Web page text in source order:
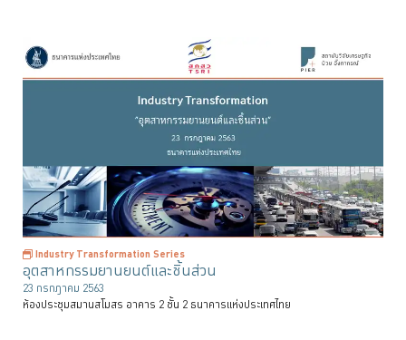
Industry Transformation Series
อุตสาหกรรมยานยนต์และชิ้นส่วน
23 กรกฎาคม 2563
ห้องประชุมสมานสโมสร อาคาร 2 ชั้น 2 ธนาคารแห่งประเทศไทย